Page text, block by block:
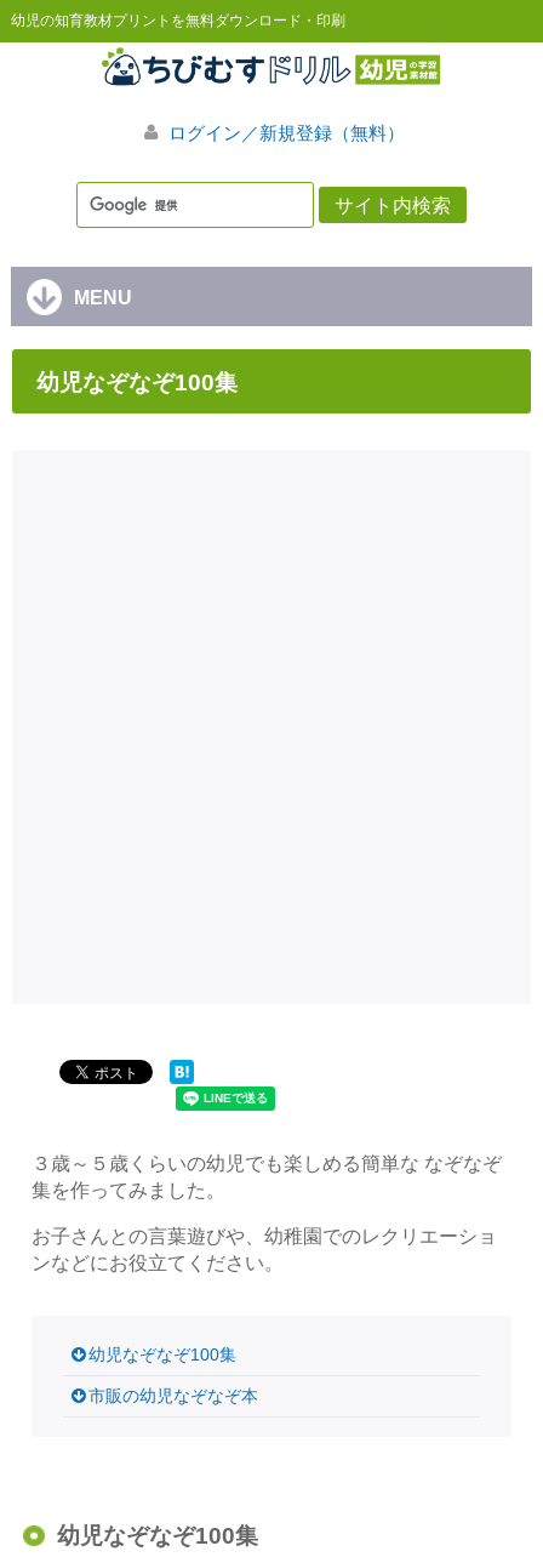
幼児の知育教材プリントを無料ダウンロード・印刷
ログイン／新規登録（無料）
MENU
幼児なぞなぞ100集
３歳～５歳くらいの幼児でも楽しめる簡単な なぞなぞ
集を作ってみました。
お子さんとの言葉遊びや、幼稚園でのレクリエーショ
ンなどにお役立てください。
幼児なぞなぞ100集
市販の幼児なぞなぞ本
幼児なぞなぞ100集